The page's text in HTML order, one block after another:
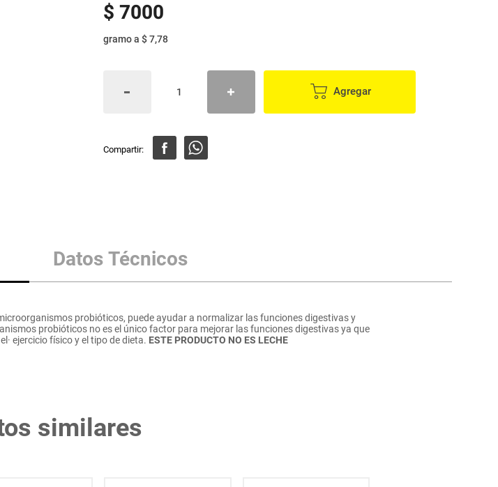
$7000
gramoa $ 7,78
Agregar
Datos Técnicos
probióticos, puede ayudar a normalizar las funciones digestivas y
probióticos no es el único factor para mejorar las funciones digestivas ya que
ejercicio físico y el tipo de dieta. ESTE PRODUCTO NO ES LECHE
similares